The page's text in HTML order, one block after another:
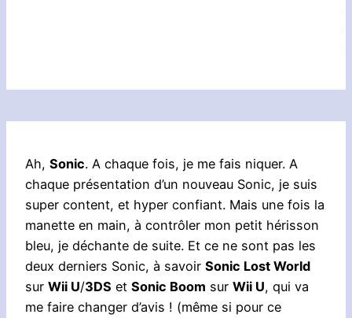
Ah, Sonic. A chaque fois, je me fais niquer. A
chaque présentation d’un nouveau Sonic, je suis
super content, et hyper confiant. Mais une fois la
manette en main, à contrôler mon petit hérisson
bleu, je déchante de suite. Et ce ne sont pas les
deux derniers Sonic, à savoir Sonic Lost World
sur Wii U/3DS et Sonic Boom sur Wii U, qui va
me faire changer d’avis ! (même si pour ce